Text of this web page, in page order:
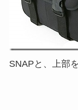
SNAPと、上部